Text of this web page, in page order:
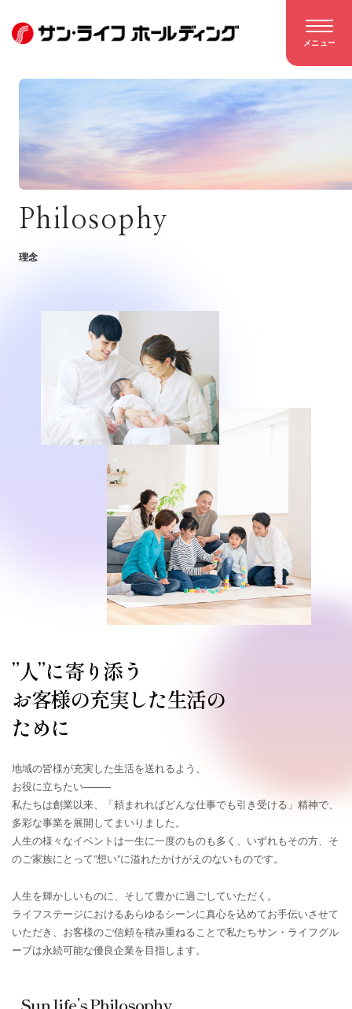
メニュー
Philosophy
理念
”人”に寄り添う
お客様の充実した生活の
ために
地域の皆様が充実した生活を送れるよう、
お役に立ちたい―――
私たちは創業以来、「頼まれればどんな仕事でも引き受ける」精神で、
多彩な事業を展開してまいりました。
⼈⽣の様々なイベントは⼀⽣に⼀度のものも多く、 いずれもその方、そ
のご家族にとって”想い”に溢れたかけがえのないものです。
人生を輝かしいものに、そして豊かに過ごしていただく。
ライフステージにおけるあらゆるシーンに真心を込めてお⼿伝いさせて
いただき、お客様のご信頼を積み重ねることで私たちサン・ライフグル
ープは永続可能な優良企業を目指します。